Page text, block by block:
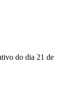
do dia 21 de